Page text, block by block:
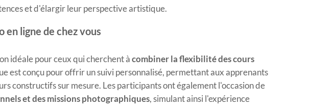
et d'élargir leur perspective artistique.
en ligne de chez vous
idéale pour ceux qui cherchent à combiner la flexibilité des cours
est conçu pour offrir un suivi personnalisé, permettant aux apprenants
constructifs sur mesure. Les participants ont également l'occasion de
et des missions photographiques , simulant ainsi l'expérience